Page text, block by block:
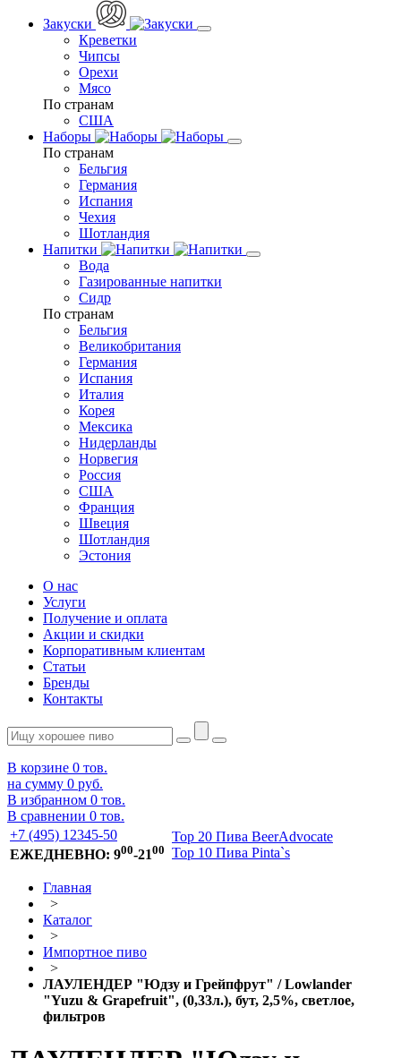
Закуски
Креветки
Чипсы
Орехи
Мясо
По странам
США
Наборы
По странам
Бельгия
Германия
Испания
Чехия
Шотландия
Напитки
Вода
Газированные напитки
Сидр
По странам
Бельгия
Великобритания
Германия
Испания
Италия
Корея
Мексика
Нидерланды
Норвегия
Россия
США
Франция
Швеция
Шотландия
Эстония
О нас
Услуги
Получение и оплата
Акции и скидки
Корпоративным клиентам
Статьи
Бренды
Контакты
В корзине 0 тов.
на сумму 0 руб.
В избранном 0 тов.
В сравнении 0 тов.
+7 (495) 12345-50
ЕЖЕДНЕВНО: 900-2100
Top 20 Пива BeerAdvocate
Top 10 Пива Pinta`s
Главная
>
Каталог
>
Импортное пиво
>
ЛАУЛЕНДЕР "Юдзу и Грейпфрут" / Lowlander
"Yuzu & Grapefruit", (0,33л.), бут, 2,5%, светлое,
фильтров